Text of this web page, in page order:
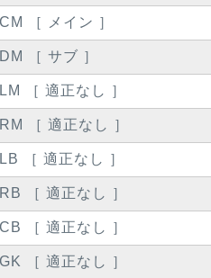
CM ［ メイン ］
DM ［ サブ ］
LM ［ 適正なし ］
RM ［ 適正なし ］
LB ［ 適正なし ］
RB ［ 適正なし ］
CB ［ 適正なし ］
GK ［ 適正なし ］